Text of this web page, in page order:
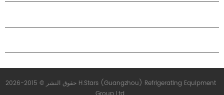
حقوق النشر © 2015-2026 H.Stars (Guangzhou) Refrigerating Equipment